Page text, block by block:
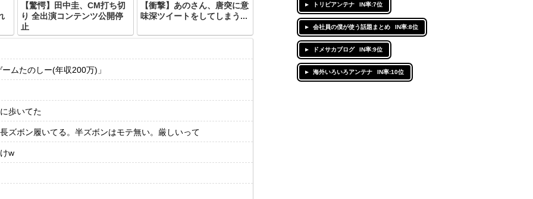
【驚愕】田中圭、CM打ち切
り 全出演コンテンツ公開停
止
【衝撃】あのさん、唐突に意
味深ツイートをしてしまう...
ムたのしー(年収200万)」
歩いてた
ズボン履いてる。半ズボンはモテ無い。厳しいって
w
トリビアンテナ IN率:7位
会社員の僕が使う話題まとめ IN率:8位
ドメサカブログ IN率:9位
海外いろいろアンテナ IN率:10位